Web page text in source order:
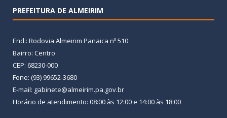
PREFEITURA DE ALMEIRIM
End.: Rodovia Almeirim Panaica nº 510
Bairro: Centro
CEP: 68230-000
Fone: (93) 99652-3680
E-mail: gabinete@almeirim.pa.gov.br
Horário de atendimento: 08:00 às 12:00 e 14:00 às 18:00